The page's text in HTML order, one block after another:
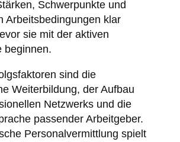
Schwerpunkte und
Arbeitsbedingungen klar
sie mit der aktiven
beginnen.
sind die
Weiterbildung, der Aufbau
Netzwerks und die
passender Arbeitgeber.
Personalvermittlung spielt